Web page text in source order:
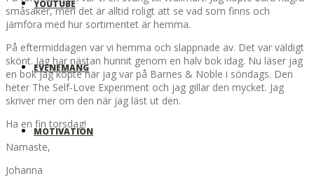
YOUTUBE
EVENEMANG
MOTIVATION
småsaker, men det är alltid roligt att se vad som finns och
jämföra med hur sortimentet är hemma.
På eftermiddagen var vi hemma och slappnade av. Det var väldigt
skönt. Jag har nästan hunnit genom en halv bok idag. Nu läser jag
en bok jag köpte när jag var på Barnes & Noble i söndags. Den
heter The Self-Love Experiment och jag gillar den mycket. Jag
skriver mer om den när jag läst ut den.
Ha en fin torsdag!
Namaste,
Johanna